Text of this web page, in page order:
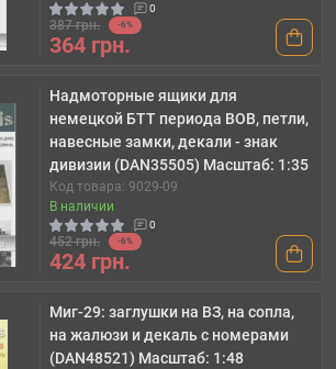
0
387 грн. -6%
364 грн.
Надмоторные ящики для
немецкой БТТ периода ВОВ, петли,
навесные замки, декали - знак
дивизии (DAN35505) Масштаб: 1:35
Код товара: 9029-09
В наличии
0
452 грн. -6%
424 грн.
Миг-29: заглушки на ВЗ, на сопла,
на жалюзи и декаль с номерами
(DAN48521) Масштаб: 1:48